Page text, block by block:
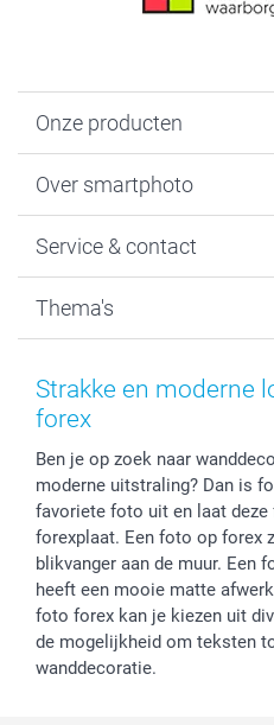
Onze producten
Fotoboeken
Fotocadeaus
Kaarten
Over smartphoto
Vacatures
Bestelproces
Herroepingsrecht
Privacy
Reviews
Prijslijst
Investor Relations
Service & contact
Tevredenheidsgarantie
Mijn orderstatus
smartbonus
service@smartphoto.nl
Affiliate partnerprogramma
Partnerships
Influencer partnerprogramma
Thema's
Baby
Moederdag
Huwelijk
Strakke en moderne
forex
Ben je op zoek naar
moderne uitstraling? Dan is
favoriete foto uit en laat
forexplaat. Een foto op forex
blikvanger aan de muur. Een
heeft een mooie matte
foto forex kan je kiezen uit
de mogelijkheid om teksten
wanddecoratie.